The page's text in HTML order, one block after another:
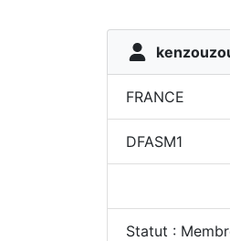
FRANCE
DFASM1
Statut :